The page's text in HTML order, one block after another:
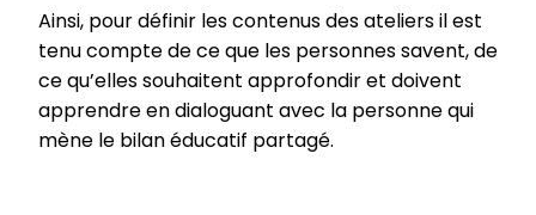
Ainsi, pour définir les contenus des ateliers il est
tenu compte de ce que les personnes savent, de
ce qu’elles souhaitent approfondir et doivent
apprendre en dialoguant avec la personne qui
mène le bilan éducatif partagé.